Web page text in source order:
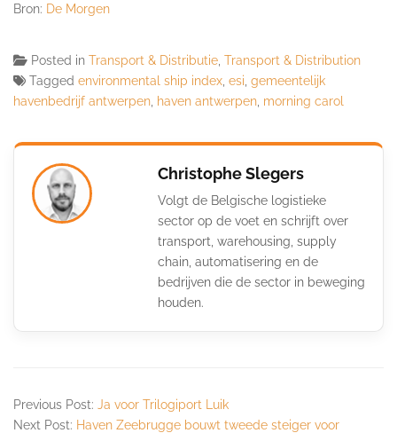
Bron: De Morgen
Posted in Transport & Distributie Transport & Distribution
Tagged environmental ship index esi gemeentelijk
havenbedrijf antwerpen haven antwerpen morning carol
Christophe Slegers
Volgt de Belgische logistieke
sector op de voet en schrijft over
transport, warehousing, supply
chain, automatisering en de
bedrijven die de sector in beweging
houden.
Previous Post: Ja voor Trilogiport Luik
Next Post: Haven Zeebrugge bouwt tweede steiger voor